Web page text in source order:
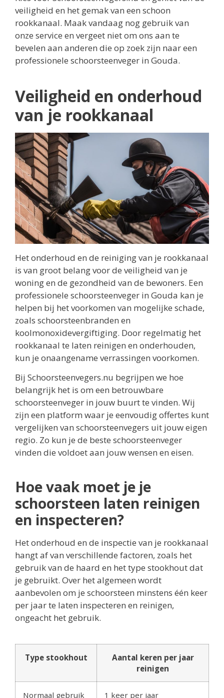
veiligheid en het gemak van een schoon
rookkanaal. Maak vandaag nog gebruik van
onze service en vergeet niet om ons aan te
bevelen aan anderen die op zoek zijn naar een
professionele schoorsteenveger in Gouda.
Veiligheid en onderhoud
van je rookkanaal
Het onderhoud en de reiniging van je rookkanaal
is van groot belang voor de veiligheid van je
woning en de gezondheid van de bewoners. Een
professionele schoorsteenveger in Gouda kan je
helpen bij het voorkomen van mogelijke schade,
zoals schoorsteenbranden en
koolmonoxidevergiftiging. Door regelmatig het
rookkanaal te laten reinigen en onderhouden,
kun je onaangename verrassingen voorkomen.
Bij Schoorsteenvegers.nu begrijpen we hoe
belangrijk het is om een betrouwbare
schoorsteenveger in jouw buurt te vinden. Wij
zijn een platform waar je eenvoudig offertes kunt
vergelijken van schoorsteenvegers uit jouw eigen
regio. Zo kun je de beste schoorsteenveger
vinden die voldoet aan jouw wensen en eisen.
Hoe vaak moet je je
schoorsteen laten reinigen
en inspecteren?
Het onderhoud en de inspectie van je rookkanaal
hangt af van verschillende factoren, zoals het
gebruik van de haard en het type stookhout dat
je gebruikt. Over het algemeen wordt
aanbevolen om je schoorsteen minstens één keer
per jaar te laten inspecteren en reinigen,
ongeacht het gebruik.
Type stookhout
Aantal keren per jaar
reinigen
Normaal gebruik 1 keer per jaar